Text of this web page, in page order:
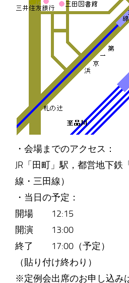
・会場までのアクセス：
JR「田町」駅，都営地下鉄
線・三田線）
・当日の予定：
開場 12:15
開演 13:00
終了 17:00（予定）
（貼り付け終わり）
※定例会出席のお申し込み